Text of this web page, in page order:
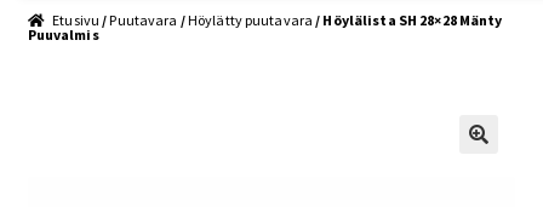
Etusivu /Puutavara /Höylätty puutavara / Höylälista SH 28×28 Mänty
Puuvalmis